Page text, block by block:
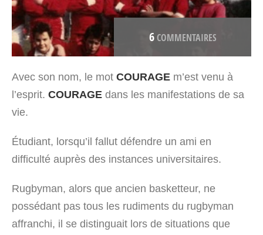
6COMMENTAIRES
Avec son nom, le mot COURAGE m’est venu à
l’esprit. COURAGE dans les manifestations de sa
vie.
Étudiant, lorsqu’il fallut défendre un ami en
difficulté auprès des instances universitaires.
Rugbyman, alors que ancien basketteur, ne
possédant pas tous les rudiments du rugbyman
affranchi, il se distinguait lors de situations que